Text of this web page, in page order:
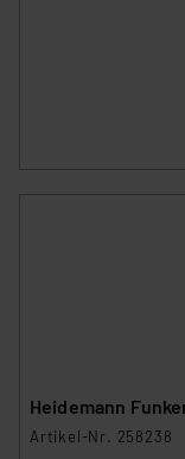
Heidemann
Artikel-Nr. 258238